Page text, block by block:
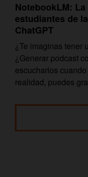
NotebookLM:
estudiantes de
ChatGPT
¿Te imaginas tener
¿Generar podcast
escucharlos
realidad, puedes